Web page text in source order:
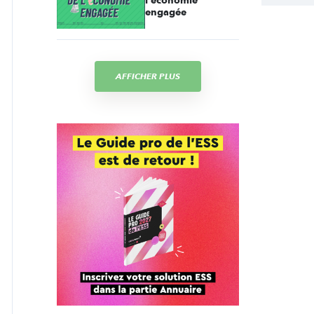
engagée
AFFICHER PLUS